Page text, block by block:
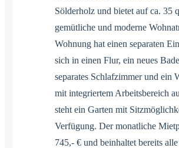
Sölderholz und bietet auf ca. 35
gemütliche und moderne
Wohnung hat einen separaten
sich in einen Flur, ein neues
separates Schlafzimmer und ein
mit integriertem Arbeitsbereich
steht ein Garten mit
Verfügung. Der monatliche
745,- € und beinhaltet bereits alle